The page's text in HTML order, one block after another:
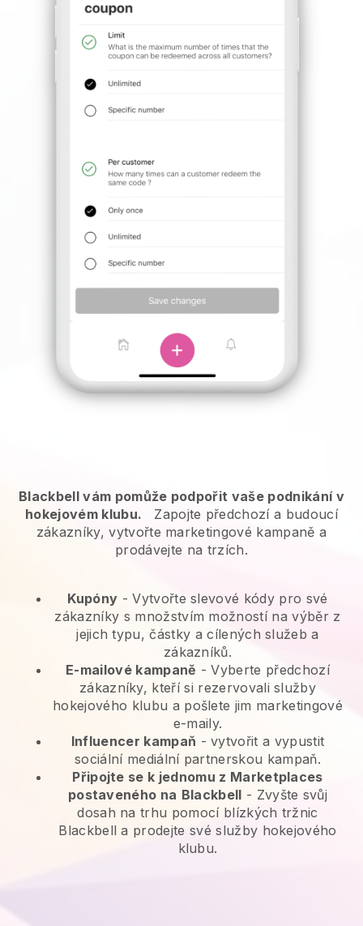
Blackbell vám pomůže podpořit vaše podnikání v
hokejovém klubu.
Zapojte předchozí a budoucí
zákazníky, vytvořte marketingové kampaně a
prodávejte na trzích.
Kupóny - Vytvořte slevové kódy pro své
zákazníky s množstvím možností na výběr z
jejich typu, částky a cílených služeb a
zákazníků.
E-mailové kampaně -Vyberte předchozí
zákazníky, kteří si rezervovali služby
hokejového klubu a pošlete jim marketingové
e-maily.
Influencer kampaň - vytvořit a vypustit
sociální mediální partnerskou kampaň.
Připojte se k jednomu z Marketplaces
postaveného na Blackbell - Zvyšte svůj
dosah na trhu pomocí blízkých tržnic
Blackbell a prodejte své služby hokejového
klubu.